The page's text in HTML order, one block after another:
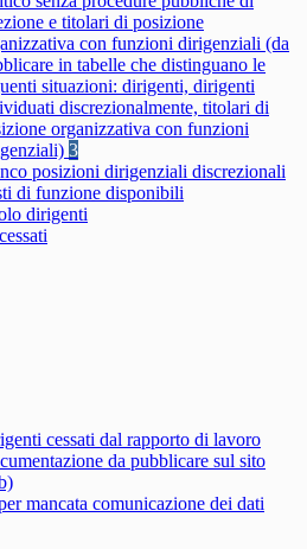
e titolari di posizione
con funzioni dirigenziali (da
in tabelle che distinguano le
situazioni: dirigenti, dirigenti
discrezionalmente, titolari di
organizzativa con funzioni
3
posizioni dirigenziali discrezionali
di funzione disponibili
dirigenti
cessati dal rapporto di lavoro
da pubblicare sul sito
mancata comunicazione dei dati